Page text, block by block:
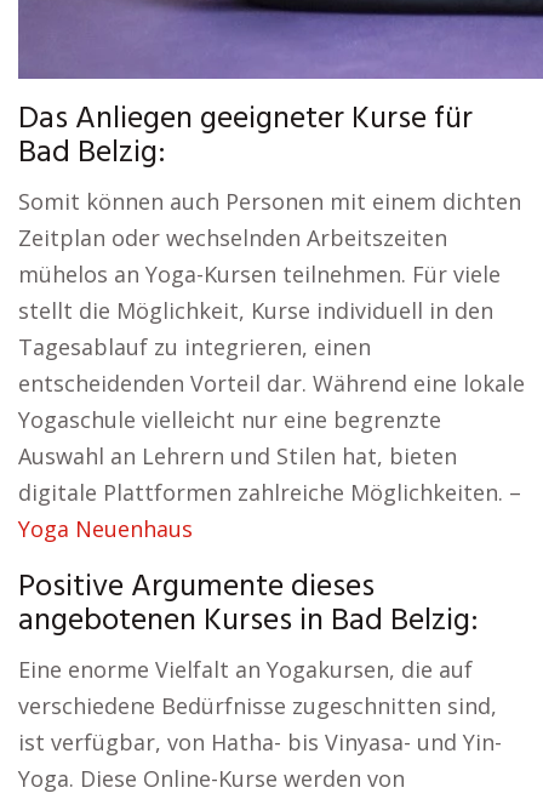
Das Anliegen geeigneter Kurse für
Bad Belzig:
Somit können auch Personen mit einem dichten
Zeitplan oder wechselnden Arbeitszeiten
mühelos an Yoga-Kursen teilnehmen. Für viele
stellt die Möglichkeit, Kurse individuell in den
Tagesablauf zu integrieren, einen
entscheidenden Vorteil dar. Während eine lokale
Yogaschule vielleicht nur eine begrenzte
Auswahl an Lehrern und Stilen hat, bieten
digitale Plattformen zahlreiche Möglichkeiten. –
Yoga Neuenhaus
Positive Argumente dieses
angebotenen Kurses in Bad Belzig:
Eine enorme Vielfalt an Yogakursen, die auf
verschiedene Bedürfnisse zugeschnitten sind,
ist verfügbar, von Hatha- bis Vinyasa- und Yin-
Yoga. Diese Online-Kurse werden von